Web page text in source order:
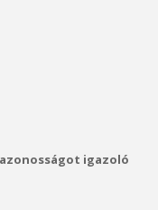
igazoló